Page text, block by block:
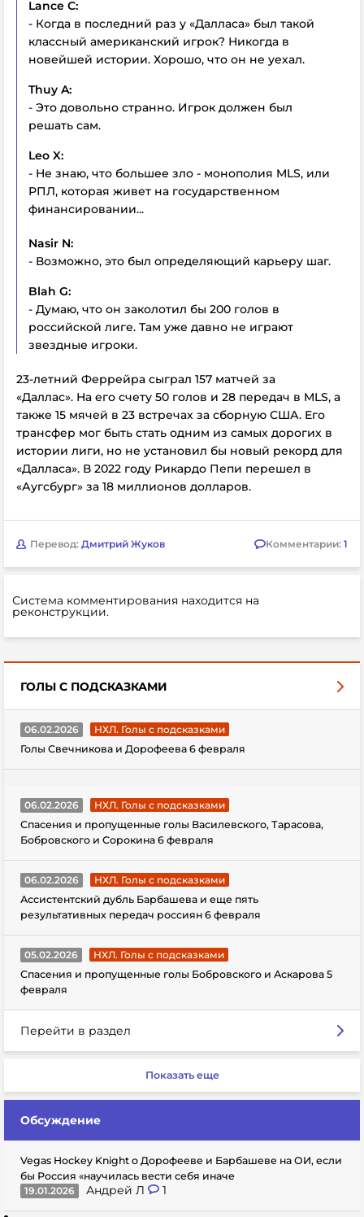
Lance C:
- Когда в последний раз у «Далласа» был такой
классный американский игрок? Никогда в
новейшей истории. Хорошо, что он не уехал.
Thuy A:
- Это довольно странно. Игрок должен был
решать сам.
Leo X:
- Не знаю, что большее зло - монополия MLS, или
РПЛ, которая живет на государственном
финансировании...
Nasir N:
- Возможно, это был определяющий карьеру шаг.
Blah G:
- Думаю, что он заколотил бы 200 голов в
российской лиге. Там уже давно не играют
звездные игроки.
23-летний Феррейра сыграл 157 матчей за
«Даллас». На его счету 50 голов и 28 передач в MLS, а
также 15 мячей в 23 встречах за сборную США. Его
трансфер мог быть стать одним из самых дорогих в
истории лиги, но не установил бы новый рекорд для
«Далласа». В 2022 году Рикардо Пепи перешел в
«Аугсбург» за 18 миллионов долларов.
Перевод: Дмитрий Жуков Комментарии: 1
Система комментирования находится на
реконструкции.
ГОЛЫ С ПОДСКАЗКАМИ
06.02.2026
НХЛ. Голы с подсказками
Голы Свечникова и Дорофеева 6 февраля
06.02.2026
НХЛ. Голы с подсказками
Спасения и пропущенные голы Василевского, Тарасова,
Бобровского и Сорокина 6 февраля
06.02.2026
НХЛ. Голы с подсказками
Ассистентский дубль Барбашева и еще пять
результативных передач россиян 6 февраля
05.02.2026
НХЛ. Голы с подсказками
Спасения и пропущенные голы Бобровского и Аскарова 5
февраля
Перейти в раздел
Показать еще
Обсуждение
Vegas Hockey Knight о Дорофееве и Барбашеве на ОИ, если
бы Россия «научилась вести себя иначе
19.01.2026
Андрей Л 1